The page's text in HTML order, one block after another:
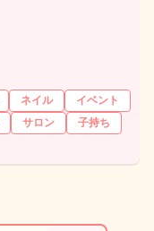
ネイル
イベント
サロン
子持ち